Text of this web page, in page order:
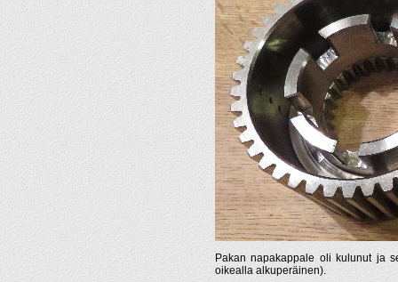
Pakan napakappale oli kulunut ja
oikealla alkuperäinen).